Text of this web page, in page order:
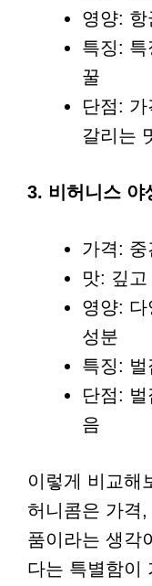
영양:
특징: 특
꿀
단점:
갈리는
3. 비허니스 야
가격: 중
맛: 깊고
영양:
성분
특징:
단점:
음
이렇게 비교해
허니콤은 가격
품이라는 생각
다는 특별함이